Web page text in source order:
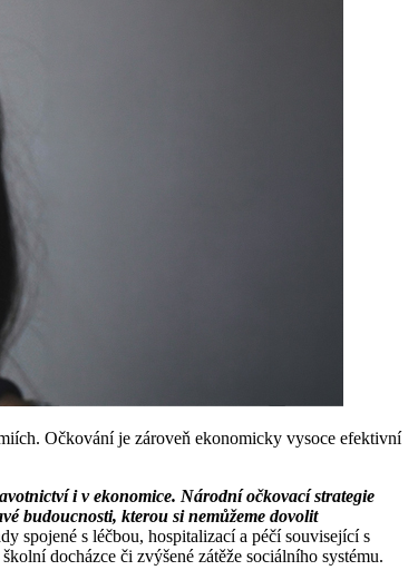
Očkování je zároveň ekonomicky vysoce efektivní
i v ekonomice. Národní očkovací strategie
budoucnosti, kterou si nemůžeme dovolit
spojené s léčbou, hospitalizací a péčí související s
docházce či zvýšené zátěže sociálního systému.